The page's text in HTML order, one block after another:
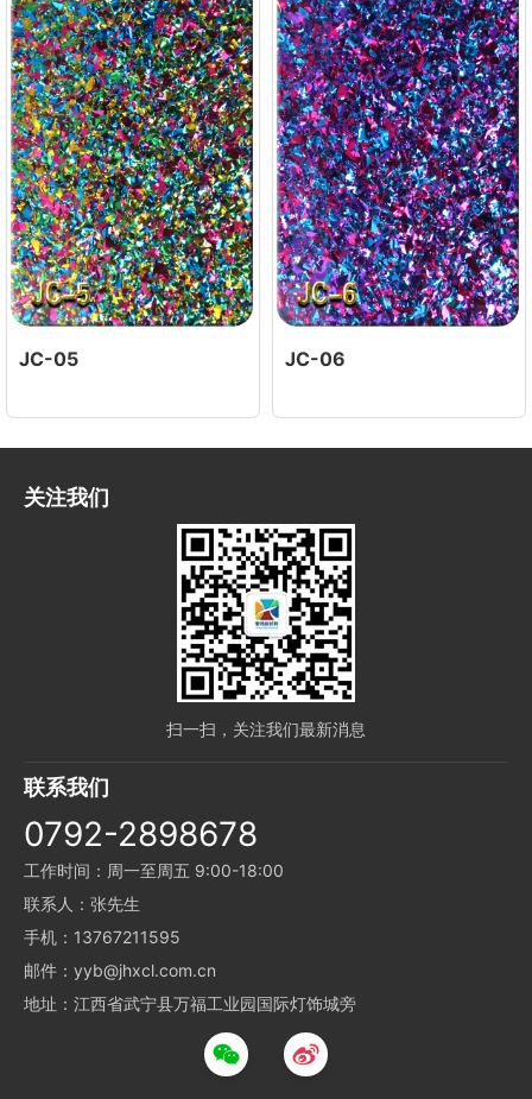
JC-05 JC-06
关注我们
扫一扫，关注我们最新消息
联系我们
0792-2898678
工作时间：周一至周五 9:00-18:00
联系人：张先生
手机：13767211595
邮件：yyb@jhxcl.com.cn
地址：江西省武宁县万福工业园国际灯饰城旁